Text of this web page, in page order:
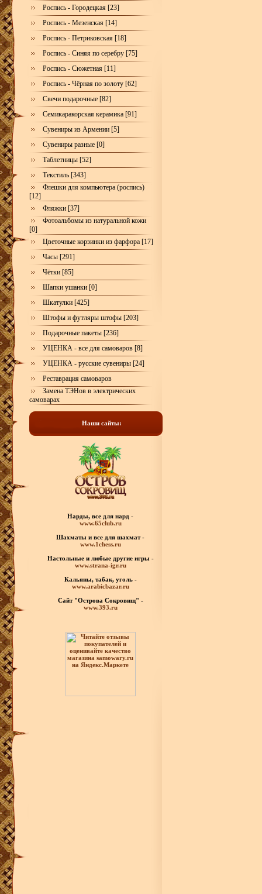
Роспись - Городецкая [23]
Роспись - Мезенская [14]
Роспись - Петриковская [18]
Роспись - Синяя по серебру [75]
Роспись - Сюжетная [11]
Роспись - Чёрная по золоту [62]
Свечи подарочные [82]
Семикаракорская керамика [91]
Сувениры из Армении [5]
Сувениры разные [0]
Таблетницы [52]
Текстиль [343]
Флешки для компьютера (роспись)
[12]
Фляжки [37]
Фотоальбомы из натуральной кожи
[0]
Цветочные корзинки из фарфора [17]
Часы [291]
Чётки [85]
Шапки ушанки [0]
Шкатулки [425]
Штофы и футляры штофы [203]
Подарочные пакеты [236]
УЦЕНКА - все для самоваров [8]
УЦЕНКА - русские сувениры [24]
Реставрация самоваров
Замена ТЭНов в электрических
самоварах
Наши сайты:
Нарды, все для нард -
www.65club.ru
Шахматы и все для шахмат -
www.1chess.ru
Настольные и любые другие игры -
www.strana-igr.ru
Кальяны, табак, уголь -
www.arabicbazar.ru
Сайт "Острова Сокровищ" -
www.393.ru